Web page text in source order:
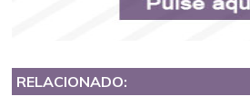
RELACIONADO: